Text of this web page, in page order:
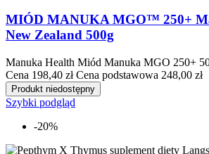
MIÓD MANUKA MGO™ 250+
New Zealand 500g
Manuka Health Miód Manuka MGO 250+
Cena 198,40 zł Cena podstawowa 248,00 zł
Produkt niedostępny
Szybki podgląd
-20%